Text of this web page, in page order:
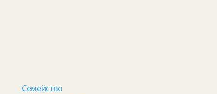
Семейство